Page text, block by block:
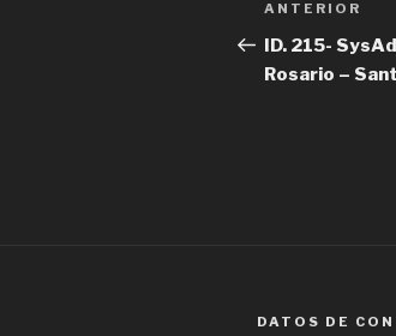
de
entradas
Entrada
anterior
ANTERIOR
ID. 215-
Rosario –
DATOS DE